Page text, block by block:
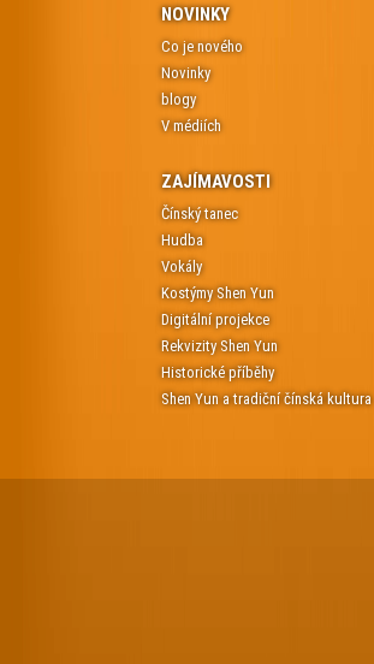
NOVINKY
Co je nového
Novinky
blogy
V médiích
ZAJÍMAVOSTI
Čínský tanec
Hudba
Vokály
Kostýmy Shen Yun
Digitální projekce
Rekvizity Shen Yun
Historické příběhy
Shen Yun a tradiční čínská kultura